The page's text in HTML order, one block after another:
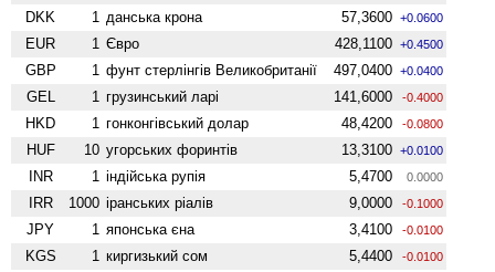
DKK 1 данська крона 57,3600 +0.0600
EUR 1 Євро 428,1100 +0.4500
GBP 1 фунт стерлінгів Велико­британії 497,0400 +0.0400
GEL 1 грузинський ларі 141,6000 -0.4000
HKD 1 гонконгівський долар 48,4200 -0.0800
HUF 10 угорських форинтів 13,3100 +0.0100
INR 1 індійська рупія 5,4700 0.0000
IRR 1000 іранських ріалів 9,0000 -0.1000
JPY 1 японська єна 3,4100 -0.0100
KGS 1 киргизький сом 5,4400 -0.0100